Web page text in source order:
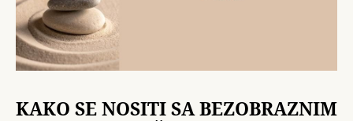
KAKO SE NOSITI SA BEZOBRAZNIM